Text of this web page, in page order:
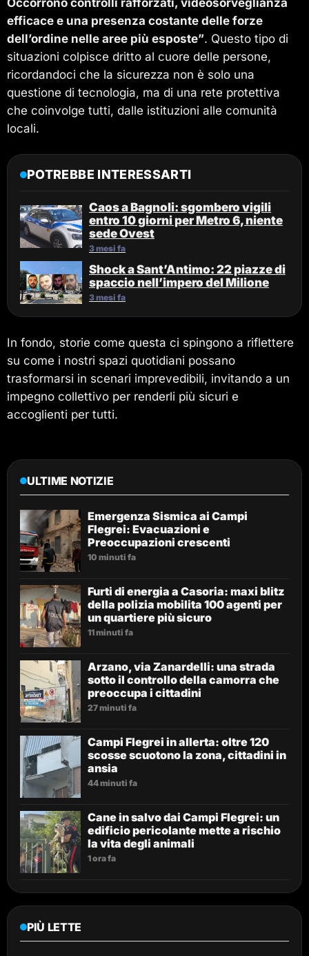
efficace e una presenza costante delle forze
dell’ordine nelle aree più esposte”. Questo tipo di
situazioni colpisce dritto al cuore delle persone,
ricordandoci che la sicurezza non è solo una
questione di tecnologia, ma di una rete protettiva
che coinvolge tutti, dalle istituzioni alle comunità
locali.
POTREBBE INTERESSARTI
Caos a Bagnoli: sgombero vigili
entro 10 giorni per Metro 6, niente
sede Ovest
3 mesi fa
Shock a Sant’Antimo: 22 piazze di
spaccio nell’impero del Milione
3 mesi fa
In fondo, storie come questa ci spingono a riflettere
su come i nostri spazi quotidiani possano
trasformarsi in scenari imprevedibili, invitando a un
impegno collettivo per renderli più sicuri e
accoglienti per tutti.
ULTIME NOTIZIE
Emergenza Sismica ai Campi
Flegrei: Evacuazioni e
Preoccupazioni crescenti
10 minuti fa
Furti di energia a Casoria: maxi blitz
della polizia mobilita 100 agenti per
un quartiere più sicuro
11 minuti fa
Arzano, via Zanardelli: una strada
sotto il controllo della camorra che
preoccupa i cittadini
27 minuti fa
Campi Flegrei in allerta: oltre 120
scosse scuotono la zona, cittadini in
ansia
44 minuti fa
Cane in salvo dai Campi Flegrei: un
edificio pericolante mette a rischio
la vita degli animali
1 ora fa
PIÙ LETTE